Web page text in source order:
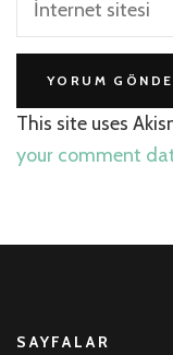
This site uses
your comment
SAYFALAR